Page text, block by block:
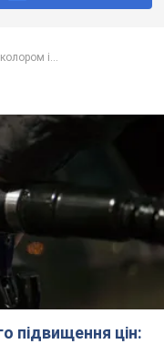
і...
підвищення цін: